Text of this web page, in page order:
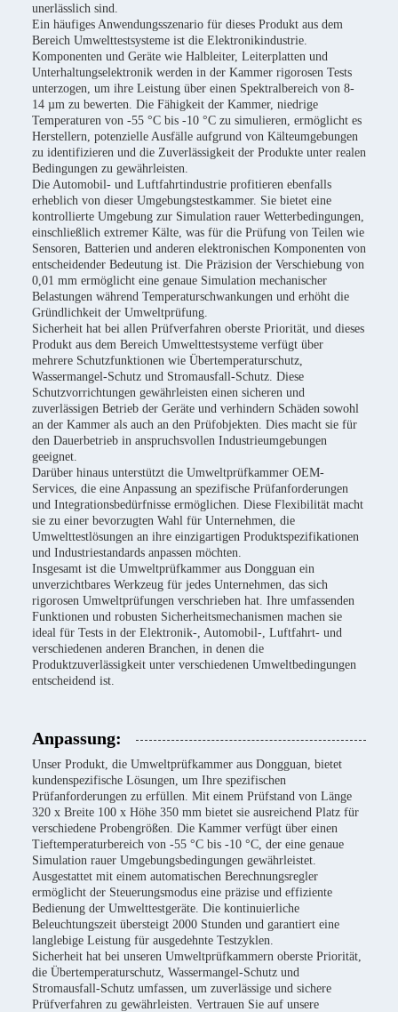
unerlässlich sind.
Ein häufiges Anwendungsszenario für dieses Produkt aus dem
Bereich Umwelttestsysteme ist die Elektronikindustrie.
Komponenten und Geräte wie Halbleiter, Leiterplatten und
Unterhaltungselektronik werden in der Kammer rigorosen Tests
unterzogen, um ihre Leistung über einen Spektralbereich von 8-
14 µm zu bewerten. Die Fähigkeit der Kammer, niedrige
Temperaturen von -55 °C bis -10 °C zu simulieren, ermöglicht es
Herstellern, potenzielle Ausfälle aufgrund von Kälteumgebungen
zu identifizieren und die Zuverlässigkeit der Produkte unter realen
Bedingungen zu gewährleisten.
Die Automobil- und Luftfahrtindustrie profitieren ebenfalls
erheblich von dieser Umgebungstestkammer. Sie bietet eine
kontrollierte Umgebung zur Simulation rauer Wetterbedingungen,
einschließlich extremer Kälte, was für die Prüfung von Teilen wie
Sensoren, Batterien und anderen elektronischen Komponenten von
entscheidender Bedeutung ist. Die Präzision der Verschiebung von
0,01 mm ermöglicht eine genaue Simulation mechanischer
Belastungen während Temperaturschwankungen und erhöht die
Gründlichkeit der Umweltprüfung.
Sicherheit hat bei allen Prüfverfahren oberste Priorität, und dieses
Produkt aus dem Bereich Umwelttestsysteme verfügt über
mehrere Schutzfunktionen wie Übertemperaturschutz,
Wassermangel-Schutz und Stromausfall-Schutz. Diese
Schutzvorrichtungen gewährleisten einen sicheren und
zuverlässigen Betrieb der Geräte und verhindern Schäden sowohl
an der Kammer als auch an den Prüfobjekten. Dies macht sie für
den Dauerbetrieb in anspruchsvollen Industrieumgebungen
geeignet.
Darüber hinaus unterstützt die Umweltprüfkammer OEM-
Services, die eine Anpassung an spezifische Prüfanforderungen
und Integrationsbedürfnisse ermöglichen. Diese Flexibilität macht
sie zu einer bevorzugten Wahl für Unternehmen, die
Umwelttestlösungen an ihre einzigartigen Produktspezifikationen
und Industriestandards anpassen möchten.
Insgesamt ist die Umweltprüfkammer aus Dongguan ein
unverzichtbares Werkzeug für jedes Unternehmen, das sich
rigorosen Umweltprüfungen verschrieben hat. Ihre umfassenden
Funktionen und robusten Sicherheitsmechanismen machen sie
ideal für Tests in der Elektronik-, Automobil-, Luftfahrt- und
verschiedenen anderen Branchen, in denen die
Produktzuverlässigkeit unter verschiedenen Umweltbedingungen
entscheidend ist.
Anpassung:
Unser Produkt, die Umweltprüfkammer aus Dongguan, bietet
kundenspezifische Lösungen, um Ihre spezifischen
Prüfanforderungen zu erfüllen. Mit einem Prüfstand von Länge
320 x Breite 100 x Höhe 350 mm bietet sie ausreichend Platz für
verschiedene Probengrößen. Die Kammer verfügt über einen
Tieftemperaturbereich von -55 °C bis -10 °C, der eine genaue
Simulation rauer Umgebungsbedingungen gewährleistet.
Ausgestattet mit einem automatischen Berechnungsregler
ermöglicht der Steuerungsmodus eine präzise und effiziente
Bedienung der Umwelttestgeräte. Die kontinuierliche
Beleuchtungszeit übersteigt 2000 Stunden und garantiert eine
langlebige Leistung für ausgedehnte Testzyklen.
Sicherheit hat bei unseren Umweltprüfkammern oberste Priorität,
die Übertemperaturschutz, Wassermangel-Schutz und
Stromausfall-Schutz umfassen, um zuverlässige und sichere
Prüfverfahren zu gewährleisten. Vertrauen Sie auf unsere